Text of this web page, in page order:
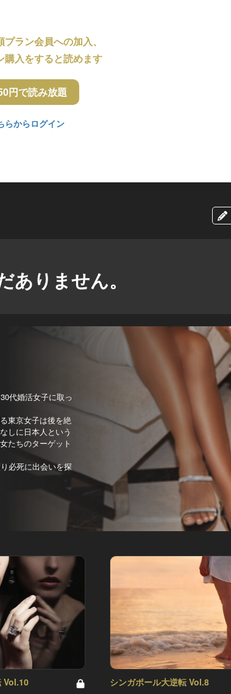
ラン会員への加入、
購入をすると読めます
円で読み放題
らからログイン
ありません。
代婚活女子に取っ
東京女子は後を絶
しに日本人という
たちのターゲット
必死に出会いを探
Vol.10 シンガポール大逆転 Vol.8